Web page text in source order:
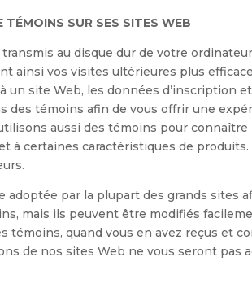
SUR SES SITES WEB
au disque dur de votre
ainsi vos visites ultérieures plus
un site Web, les données d’inscription
des témoins afin de vous offrir une
aussi des témoins pour connaître
à certaines caractéristiques de
adoptée par la plupart des grands sites
mais ils peuvent être modifiés
témoins, quand vous en avez reçus et
de nos sites Web ne vous seront pas